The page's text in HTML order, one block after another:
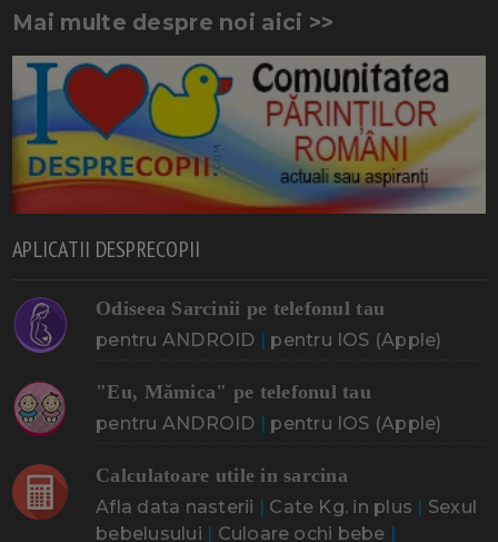
Mai multe despre noi aici >>
APLICATII DESPRECOPII
Odiseea Sarcinii pe telefonul tau
pentru ANDROID | pentru IOS (Apple)
"Eu, Mămica" pe telefonul tau
pentru ANDROID | pentru IOS (Apple)
Calculatoare utile in sarcina
Afla data nasterii | Cate Kg. in plus | Sexul
bebelusului | Culoare ochi bebe |